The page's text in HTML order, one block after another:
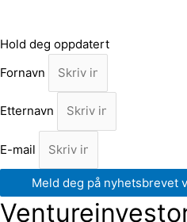
Hold deg oppdatert
Fornavn
Etternavn
E-mail
Meld deg på nyhetsbrevet